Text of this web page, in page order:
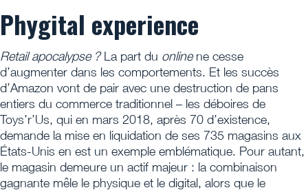
Phygital experience
Retail apocalypse ?La part du onlinene cesse
d’augmenter dans les comportements. Et les succès
d’Amazon vont de pair avec une destruction de pans
entiers du commerce traditionnel – les déboires de
Toys’r’Us, qui en mars 2018, après 70 d’existence,
demande la mise en liquidation de ses 735 magasins aux
États-Unis en est un exemple emblématique. Pour autant,
le magasin demeure un actif majeur : la combinaison
gagnante mêle le physique et le digital, alors que le